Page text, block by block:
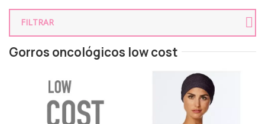
Gorros oncológicos low cost
FILTRAR